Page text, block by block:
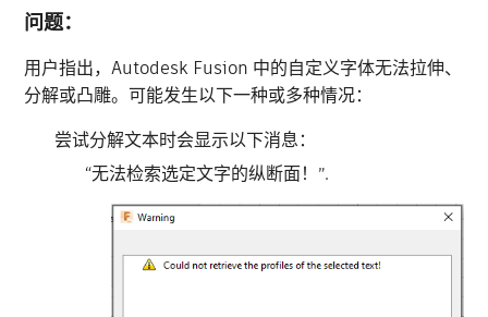
问题：
用户指出，Autodesk Fusion 中的自定义字体无法拉伸、
分解或凸雕。可能发生以下一种或多种情况：
尝试分解文本时会显示以下消息：
“无法检索选定文字的纵断面！”.